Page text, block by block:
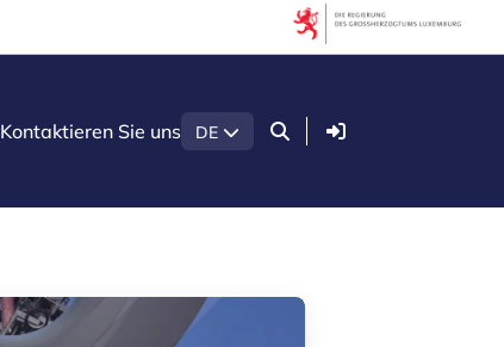
Kontaktieren Sie uns DE Anmelden
Filter
Künstliche Intelligenz (KI)
Quantentechnologien